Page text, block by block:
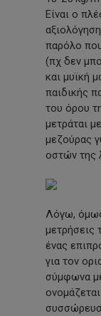
Είναι ο
παρόλο
(πχ δεν
και μυϊκή
παιδικής
του όρου
μετράται
μεζούρας
οστών της
Λόγω,
μετρήσεις
ένας
για τον
σύμφωνα